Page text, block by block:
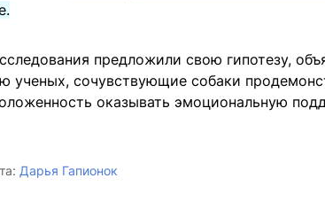
предложили свою гипотезу,
ученых, сочувствующие собаки
оказывать эмоциональную
Дарья Гапионок